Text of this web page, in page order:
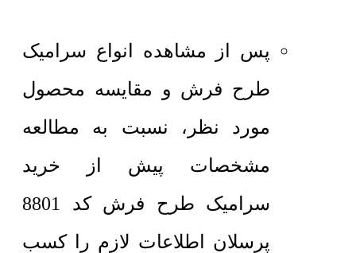
پس از مشاهده انواع سرامیک
طرح فرش و مقایسه محصول
مورد نظر، نسبت به مطالعه
مشخصات پیش از خرید
سرامیک طرح فرش کد 8801
پرسلان اطلاعات لازم را کسب